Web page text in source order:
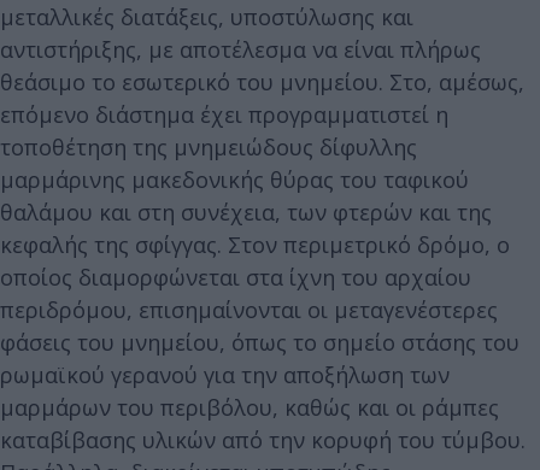
μεταλλικές διατάξεις, υποστύλωσης και
αντιστήριξης, με αποτέλεσμα να είναι πλήρως
θεάσιμο το εσωτερικό του μνημείου. Στο, αμέσως,
επόμενο διάστημα έχει προγραμματιστεί η
τοποθέτηση της μνημειώδους δίφυλλης
μαρμάρινης μακεδονικής θύρας του ταφικού
θαλάμου και στη συνέχεια, των φτερών και της
κεφαλής της σφίγγας. Στον περιμετρικό δρόμο, ο
οποίος διαμορφώνεται στα ίχνη του αρχαίου
περιδρόμου, επισημαίνονται οι μεταγενέστερες
φάσεις του μνημείου, όπως το σημείο στάσης του
ρωμαϊκού γερανού για την αποξήλωση των
μαρμάρων του περιβόλου, καθώς και οι ράμπες
καταβίβασης υλικών από την κορυφή του τύμβου.